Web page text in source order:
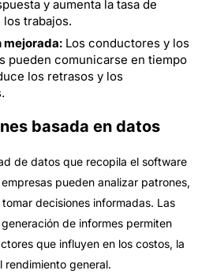
y aumenta la tasa de
trabajos.
mejorada: Los conductores y los
pueden comunicarse en tiempo
los retrasos y los
basada en datos
de datos que recopila el software
pueden analizar patrones,
decisiones informadas. Las
de informes permiten
que influyen en los costos, la
rendimiento general.